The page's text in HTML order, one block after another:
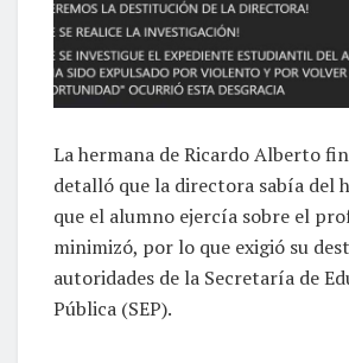
La hermana de Ricardo Alberto
detalló que la directora sabía del
que el alumno ejercía sobre el
minimizó, por lo que exigió su
autoridades de la Secretaría de
Pública (SEP).